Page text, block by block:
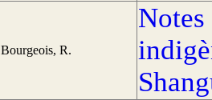
Bourgeois, R.